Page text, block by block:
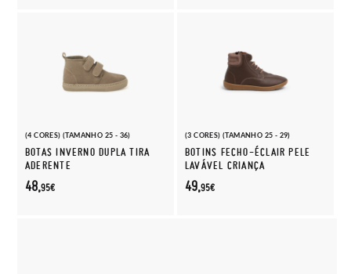
(4 CORES) (TAMANHO 25 - 36)
BOTAS INVERNO DUPLA TIRA
ADERENTE
48,95€
(3 CORES) (TAMANHO 25 - 29)
BOTINS FECHO-ÉCLAIR PELE
LAVÁVEL CRIANÇA
49,95€